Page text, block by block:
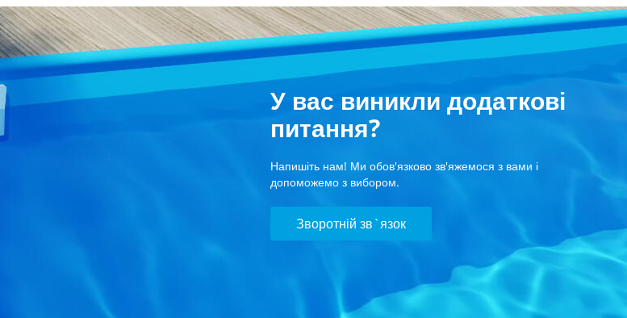
У вас виникли додаткові
питання?
Напишіть нам! Ми обов'язково зв'яжемося з вами і
допоможемо з вибором.
Зворотній зв`язок